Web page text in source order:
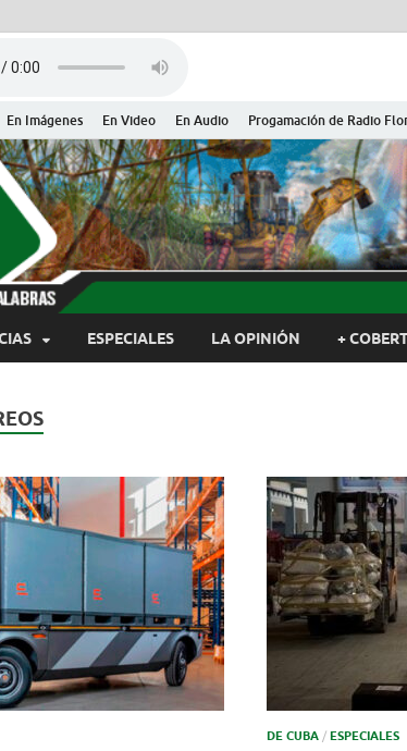
En Imágenes En Video En Audio Progamación de Radio
Radio Florida de
Noticias y Actualidades de Florida, Camagüey, Cuba
ESPECIALES LA OPINIÓN +
DE CUBA / ESPECIALES